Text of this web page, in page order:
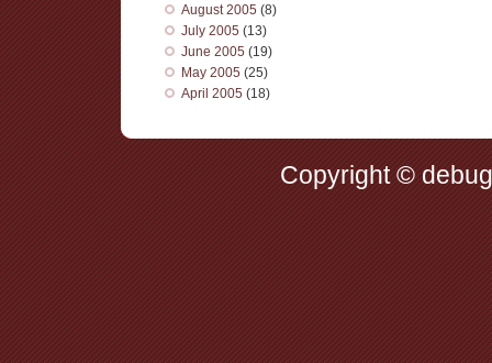
August 2005 (8)
July 2005 (13)
June 2005 (19)
May 2005 (25)
April 2005 (18)
Copyright ©